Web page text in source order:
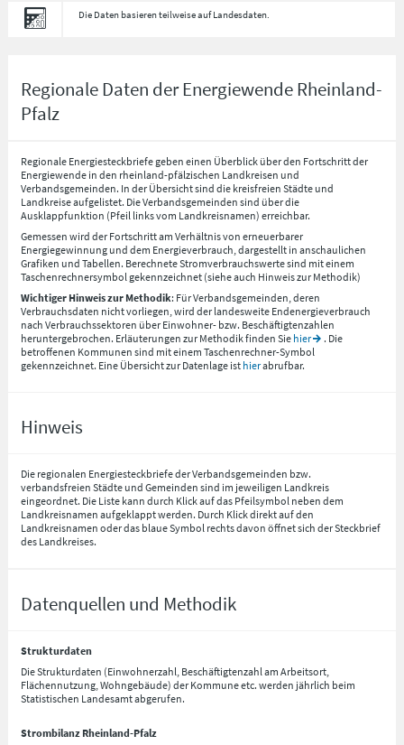
Die Daten basieren teilweise auf Landesdaten.
Regionale Daten der Energiewende Rheinland-
Pfalz
Regionale Energiesteckbriefe geben einen Überblick über den Fortschritt der
Energiewende in den rheinland-pfälzischen Landkreisen und
Verbandsgemeinden. In der Übersicht sind die kreisfreien Städte und
Landkreise aufgelistet. Die Verbandsgemeinden sind über die
Ausklappfunktion (Pfeil links vom Landkreisnamen) erreichbar.
Gemessen wird der Fortschritt am Verhältnis von erneuerbarer
Energiegewinnung und dem Energieverbrauch, dargestellt in anschaulichen
Grafiken und Tabellen. Berechnete Stromverbrauchswerte sind mit einem
Taschenrechnersymbol gekennzeichnet (siehe auch Hinweis zur Methodik)
Wichtiger Hinweis zur Methodik: Für Verbandsgemeinden, deren
Verbrauchsdaten nicht vorliegen, wird der landesweite Endenergieverbrauch
nach Verbrauchssektoren über Einwohner- bzw. Beschäftigtenzahlen
heruntergebrochen. Erläuterungen zur Methodik finden Sie hier
. Die
betroffenen Kommunen sind mit einem Taschenrechner-Symbol
gekennzeichnet. Eine Übersicht zur Datenlage ist hierabrufbar.
Hinweis
Die regionalen Energiesteckbriefe der Verbandsgemeinden bzw.
verbandsfreien Städte und Gemeinden sind im jeweiligen Landkreis
eingeordnet. Die Liste kann durch Klick auf das Pfeilsymbol neben dem
Landkreisnamen aufgeklappt werden. Durch Klick direkt auf den
Landkreisnamen oder das blaue Symbol rechts davon öffnet sich der Steckbrief
des Landkreises.
Datenquellen und Methodik
Strukturdaten
Die Strukturdaten (Einwohnerzahl, Beschäftigtenzahl am Arbeitsort,
Flächennutzung, Wohngebäude) der Kommune etc. werden jährlich beim
Statistischen Landesamt abgerufen.
Strombilanz Rheinland-Pfalz